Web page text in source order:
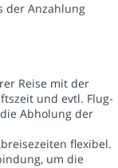
der Anzahlung
Reise mit der
und evtl. Flug-
Abholung der
flexibel.
um die